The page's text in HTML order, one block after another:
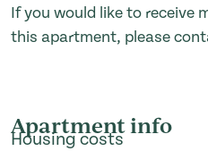
If you would like to receive
this apartment, please
Apartment info
Housing costs